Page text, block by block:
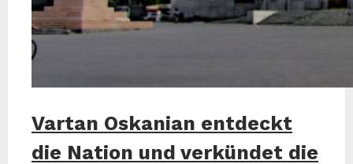
Vartan Oskanian entdeckt
die Nation und verkündet die